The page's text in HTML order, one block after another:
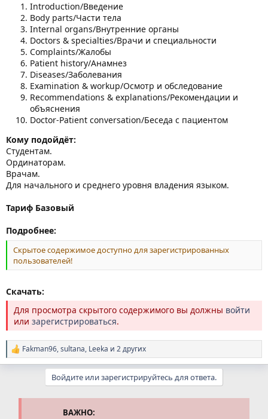
Introduction/Введение
Body parts/Части тела
Internal organs/Внутренние органы
Doctors & specialties/Врачи и специальности
Complaints/Жалобы
Patient history/Анамнез
Diseases/Заболевания
Examination & workup/Осмотр и обследование
Recommendations & explanations/Рекомендации и
объяснения
Doctor-Patient conversation/Беседа с пациентом
Кому подойдёт:
Студентам.
Ординаторам.
Врачам.
Для начального и среднего уровня владения языком.
Тариф Базовый
Подробнее:
Скрытое содержимое доступно для зарегистрированных
пользователей!
Скачать:
Для просмотра скрытого содержимого вы должны войти
или зарегистрироваться.
Р
е
Fakman96,sultana, Leeka и 2 других
Войдите или зарегистрируйтесь для ответа.
ВАЖНО: